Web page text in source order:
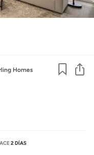
Homes
2 DÍAS